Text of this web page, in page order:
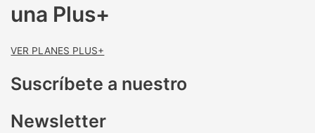
una Plus+
VER PLANES PLUS+
Suscríbete a nuestro
Newsletter